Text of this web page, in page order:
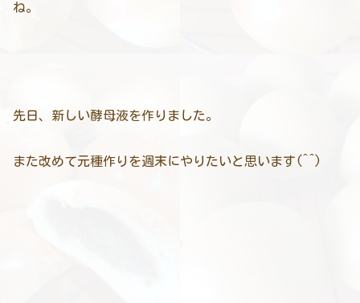
ね。
先日、新しい酵母液を作りました。
また改めて元種作りを週末にやりたいと思います(^^)